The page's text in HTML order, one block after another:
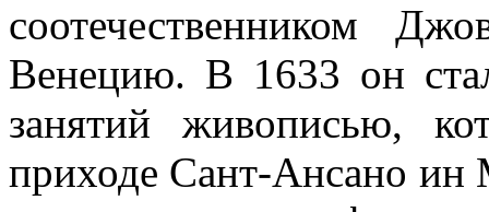
соотечественником
Венецию. В 1633 он
занятий живописью,
приходе Сант-Ансано ин